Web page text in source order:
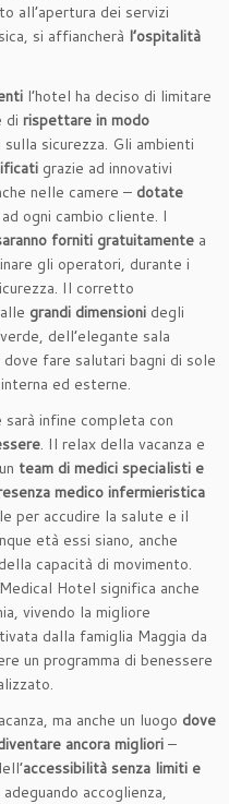
all’apertura dei servizi
si affiancherà l’ospitalità
l’hotel ha deciso di limitare
di rispettare in modo
sicurezza. Gli ambienti
grazie ad innovativi
nelle camere – dotate
ad ogni cambio cliente. I
forniti gratuitamente a
gli operatori, durante i
Il corretto
grandi dimensioni degli
dell’elegante sala
fare salutari bagni di sole
ed esterne.
infine completa con
. Il relax della vacanza e
team di medici specialisti e
medico infermieristica
per accudire la salute e il
età essi siano, anche
capacità di movimento.
Hotel significa anche
vivendo la migliore
dalla famiglia Maggia da
un programma di benessere
ma anche un luogo dove
ancora migliori –
accessibilità senza limiti e
accoglienza,